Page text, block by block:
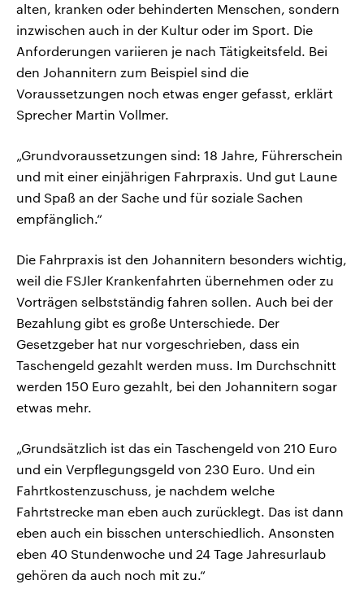
alten, kranken oder behinderten Menschen, sondern
inzwischen auch in der Kultur oder im Sport. Die
Anforderungen variieren je nach Tätigkeitsfeld. Bei
den Johannitern zum Beispiel sind die
Voraussetzungen noch etwas enger gefasst, erklärt
Sprecher Martin Vollmer.
„Grundvoraussetzungen sind: 18 Jahre, Führerschein
und mit einer einjährigen Fahrpraxis. Und gut Laune
und Spaß an der Sache und für soziale Sachen
empfänglich.“
Die Fahrpraxis ist den Johannitern besonders wichtig,
weil die FSJler Krankenfahrten übernehmen oder zu
Vorträgen selbstständig fahren sollen. Auch bei der
Bezahlung gibt es große Unterschiede. Der
Gesetzgeber hat nur vorgeschrieben, dass ein
Taschengeld gezahlt werden muss. Im Durchschnitt
werden 150 Euro gezahlt, bei den Johannitern sogar
etwas mehr.
„Grundsätzlich ist das ein Taschengeld von 210 Euro
und ein Verpflegungsgeld von 230 Euro. Und ein
Fahrtkostenzuschuss, je nachdem welche
Fahrtstrecke man eben auch zurücklegt. Das ist dann
eben auch ein bisschen unterschiedlich. Ansonsten
eben 40 Stundenwoche und 24 Tage Jahresurlaub
gehören da auch noch mit zu.“